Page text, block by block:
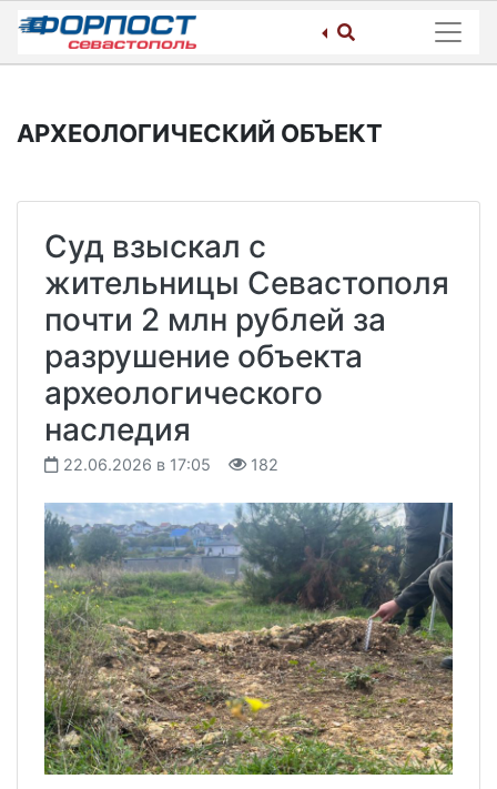
Skip
content
АРХЕОЛОГИЧЕСКИЙ ОБЪЕКТ
Суд взыскал с
жительницы Севастополя
почти 2 млн рублей за
разрушение объекта
археологического
наследия
22.06.2026 в 17:05 182